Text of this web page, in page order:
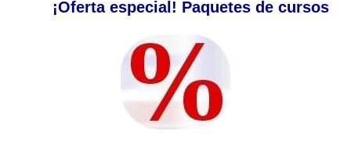
¡Oferta especial! Paquetes de cursos